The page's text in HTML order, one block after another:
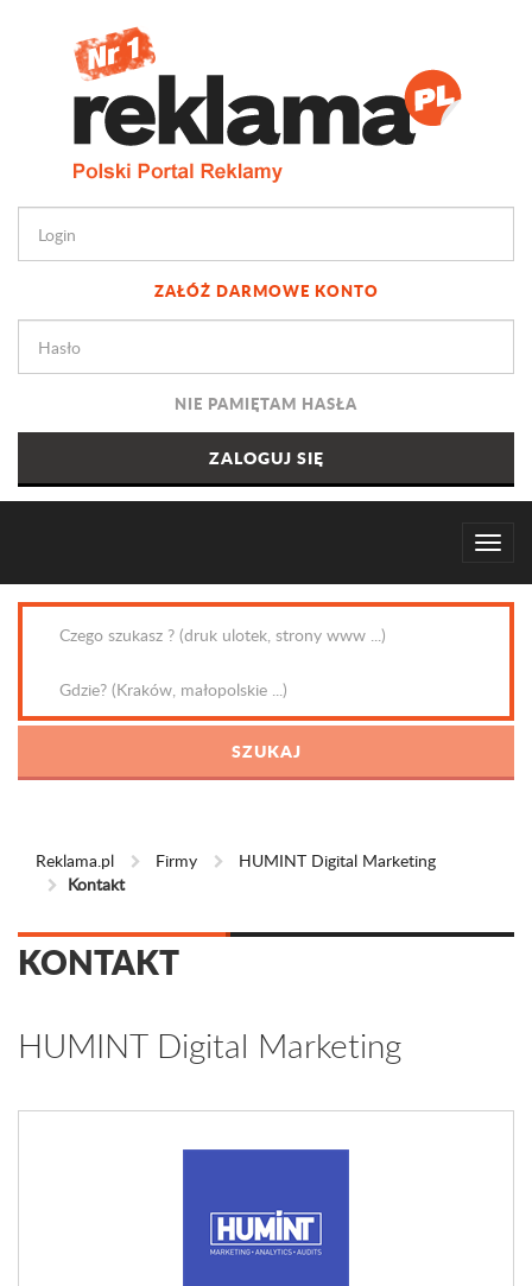
ZAŁÓŻ DARMOWE KONTO
NIE PAMIĘTAM HASŁA
Reklama.pl Firmy
HUMINT Digital Marketing
Kontakt
KONTAKT
HUMINT Digital Marketing